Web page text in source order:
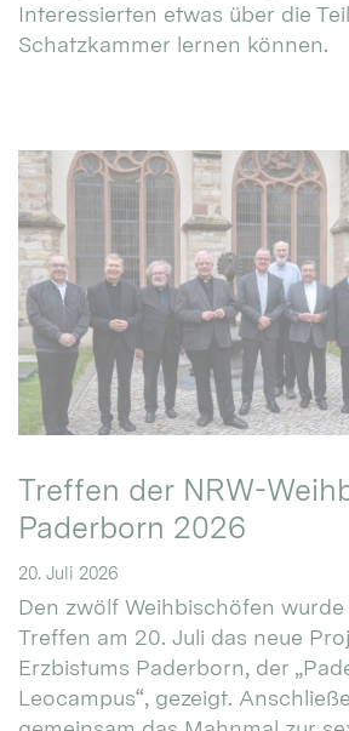
Interessierten etwas über die
Schatzkammer lernen können.
Treffen der NRW-
Paderborn 2026
20. Juli 2026
Den zwölf Weihbischöfen wurde
Treffen am 20. Juli das neue
Erzbistums Paderborn, der
Leocampus“, gezeigt.